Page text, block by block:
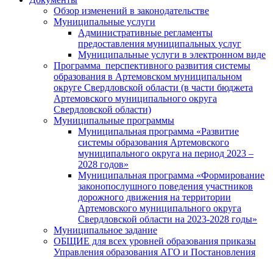
Обзор изменений в законодательстве
Муниципальные услуги
Административные регламенты
предоставления муниципальных услуг
Муниципальные услуги в электронном виде
Программа перспективного развития системы
образования в Артемовском муниципальном
округе Свердловской области (в части бюджета
Артемовского муниципального округа
Свердловской области)
Муниципальные программы
Муниципальная программа «Развитие
системы образования Артемовского
муниципального округа на период 2023 –
2028 годов»
Муниципальная программа «Формирование
законопослушного поведения участников
дорожного движения на территории
Артемовского муниципального округа
Свердловской области на 2023-2028 годы»
Муниципальное задание
ОБЩИЕ для всех уровней образования приказы
Управления образования АГО и Постановления